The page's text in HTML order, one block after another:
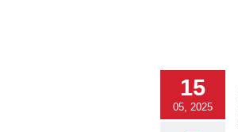
15
05, 2025